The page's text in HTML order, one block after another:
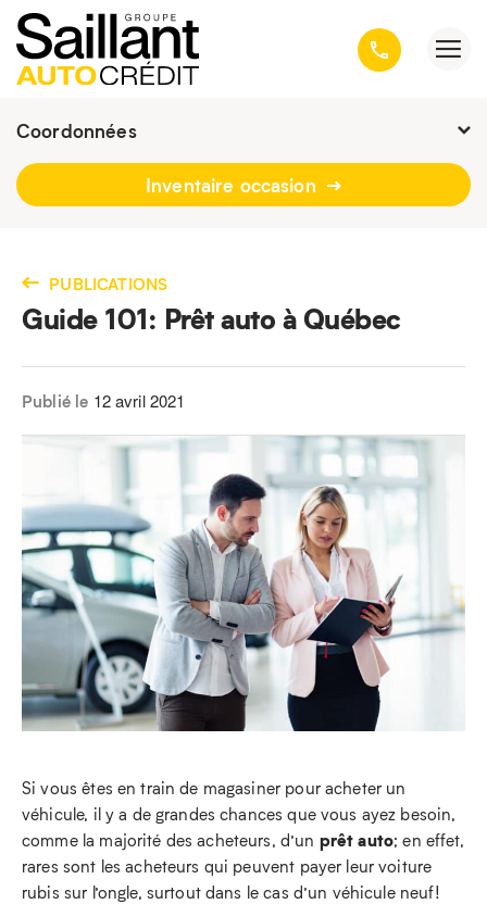
Coordonnées
9h - 19hInventaire occasion
PUBLICATIONS
Guide 101: Prêt auto à Québec
Publié le 12 avril 2021
Si vous êtes en train de magasiner pour acheter un
véhicule, il y a de grandes chances que vous ayez besoin,
comme la majorité des acheteurs, d’un prêt auto; en effet,
rares sont les acheteurs qui peuvent payer leur voiture
rubis sur l’ongle, surtout dans le cas d’un véhicule neuf!